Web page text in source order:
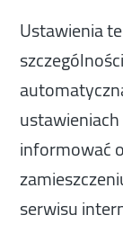
Ustawienia
informować
serwisu